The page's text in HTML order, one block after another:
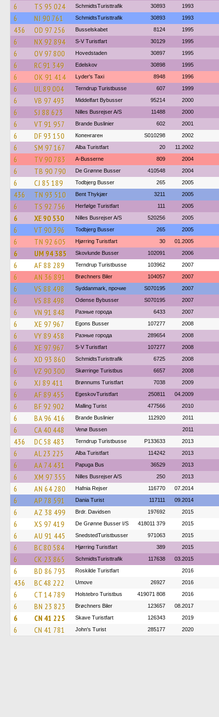
6 TS 95 024 SchmidtsTuristtrafik 30893 1993
6 NJ 90 761 SchmidtsTuristtrafik 30893 1993
436 OD 97 256 Busselskabet 8124 1995
6 NX 92 894 S-V Turistfart 30129 1995
6 OV 97 800 Hovedstaden 30897 1995
6 RC 91 349 Edelskov 30898 1995
6 OK 91 414 Lyder's Taxi 8948 1996
6 UL 89 004 Terndrup Turistbusse 607 1999
6 VB 97 493 Middelfart Bybusser 95214 2000
6 SJ 88 623 Nilles Busrejser A/S 11488 2000
6 VT 91 957 Brande Buslinier 602 2001
6 DF 93 150 Копенгаген S010298 2002
6 SM 97 167 Alba Turistfart 20 11.2002
6 TV 90 783 A-Busserne 809 2004
6 TB 90 790 De Grønne Busser 410548 2004
6 CJ 85 189 Todbjerg Busser 265 2005
436 TN 93 510 Bent Thykjær 3211 2005
6 TS 92 756 Herfølge Turistfart 111 2005
6 XE 90 530 Nilles Busrejser A/S 520256 2005
6 VT 90 396 Todbjerg Busser 265 2005
6 TN 92 605 Hjørring Turistfart 30 01.2005
6 UM 94 385 Skovlunde Busser 102091 2006
6 AF 88 289 Terndrup Turistbusse 103962 2007
6 AN 36 891 Brøchners Biler 104057 2007
6 VS 88 498 Syddanmark, прочие S070195 2007
6 VS 88 498 Odense Bybusser S070195 2007
6 VN 91 848 Разные города 6433 2007
6 XE 97 967 Egons Busser 107277 2008
6 VY 89 458 Разные города 289654 2008
6 XE 97 967 S-V Turistfart 107277 2008
6 XD 93 860 SchmidtsTuristtrafik 6725 2008
6 VZ 90 300 Skørringe Turistbus 6657 2008
6 XJ 89 411 Brønnums Turistfart 7038 2009
6 AF 89 455 EgeskovTuristfart 250811 04.2009
6 BF 92 902 Malling Turist 477566 2010
6 BA 96 416 Brande Buslinier 112920 2011
6 CA 40 448 Venø Bussen 2011
436 DC 58 483 Terndrup Turistbusse P133633 2013
6 AL 23 225 Alba Turistfart 114242 2013
6 AA 74 431 Papuga Bus 36529 2013
6 XM 97 355 Nilles Busrejser A/S 250 2013
6 AN 64 280 Hafnia Rejser 116770 07.2014
6 AP 78 591 Dania Turist 117111 09.2014
6 AZ 38 499 Brdr. Davidsen 197692 2015
6 XS 97 419 De Grønne Busser I/S 418011 379 2015
6 AU 91 445 SnedstedTuristbusser 971063 2015
6 BC 80 584 Hjørring Turistfart 389 2015
6 CK 23 865 SchmidtsTuristtrafik 117638 03.2015
6 BD 86 793 Roskilde Turistfart 2016
436 BC 48 222 Umove 26927 2016
6 CT 14 789 Holstebro Turistbus 419071 808 2016
6 BN 23 823 Brøchners Biler 123657 08.2017
6 CN 41 225 Skave Turistfart 126343 2019
6 CN 41 781 John's Turist 285177 2020